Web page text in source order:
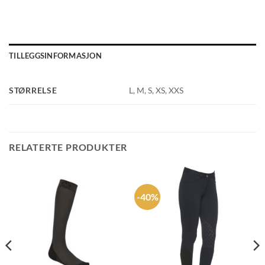
TILLEGGSINFORMASJON
STØRRELSE L, M, S, XS, XXS
RELATERTE PRODUKTER
-40%